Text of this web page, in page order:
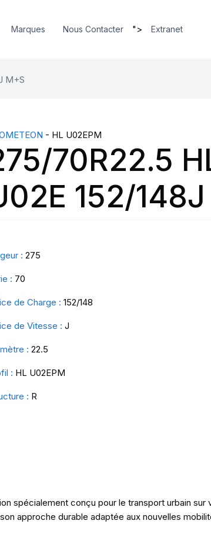
Marques Nous Contacter "> Extranet
M+S
- HL U02EPM
70R22.5
152/
: 275
: 70
de Charge : 152/148
de Vitesse : J
: 22.5
: HL U02EPM
: R
spécialement conçu pour le transport urbain sur
approche durable adaptée aux nouvelles